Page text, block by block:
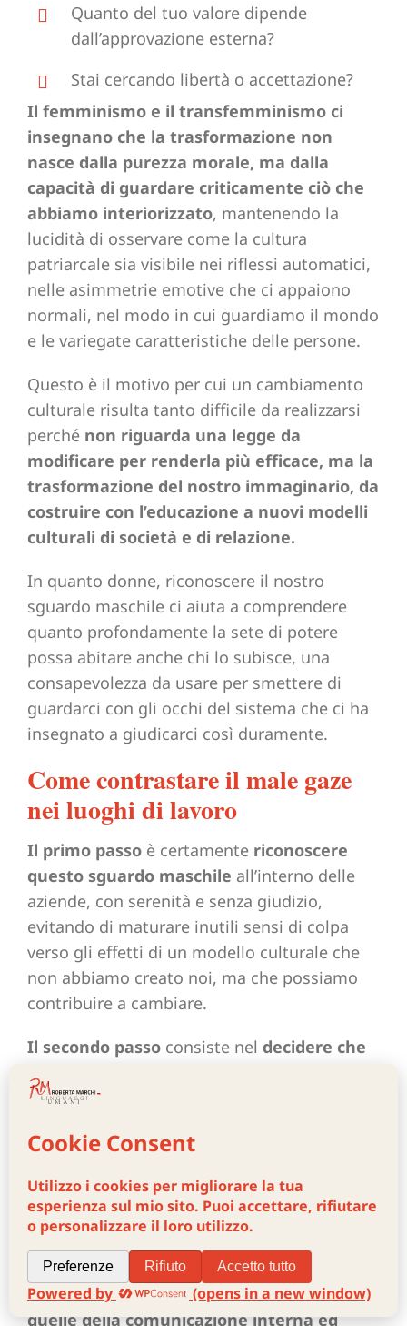
Quanto del tuo valore dipende
dall’approvazione esterna?
Stai cercando libertà o accettazione?
Il femminismo e il transfemminismo ci
insegnano che la trasformazione non
nasce dalla purezza morale, ma dalla
capacità di guardare criticamente ciò che
abbiamo interiorizzato, mantenendo la
lucidità di osservare come la cultura
patriarcale sia visibile nei riflessi automatici,
nelle asimmetrie emotive che ci appaiono
normali, nel modo in cui guardiamo il mondo
e le variegate caratteristiche delle persone.
Questo è il motivo per cui un cambiamento
culturale risulta tanto difficile da realizzarsi
perché non riguarda una legge da
modificare per renderla più efficace, ma la
trasformazione del nostro immaginario, da
costruire con l’educazione a nuovi modelli
culturali di società e di relazione.
In quanto donne, riconoscere il nostro
sguardo maschile ci aiuta a comprendere
quanto profondamente la sete di potere
possa abitare anche chi lo subisce, una
consapevolezza da usare per smettere di
guardarci con gli occhi del sistema che ci ha
insegnato a giudicarci così duramente.
Come contrastare il male gaze
nei luoghi di lavoro
Il primo passo è certamente riconoscere
questo sguardo maschile all’interno delle
aziende, con serenità e senza giudizio,
evitando di maturare inutili sensi di colpa
verso gli effetti di un modello culturale che
non abbiamo creato noi, ma che possiamo
contribuire a cambiare.
Il secondo passo consiste nel decidere che
direzione dare alle parole
persone per quello che fanno e dicono, non
linguistiche più ampie e rappresentative
della varietà umana e notare se, nelle
espressioni quotidiane, si usano aggettivi
diversi per descrivere lo stesso
comportamento in uomini e donne.
Il terzo passo riguarda sempre le parole,
quelle della comunicazione interna ed